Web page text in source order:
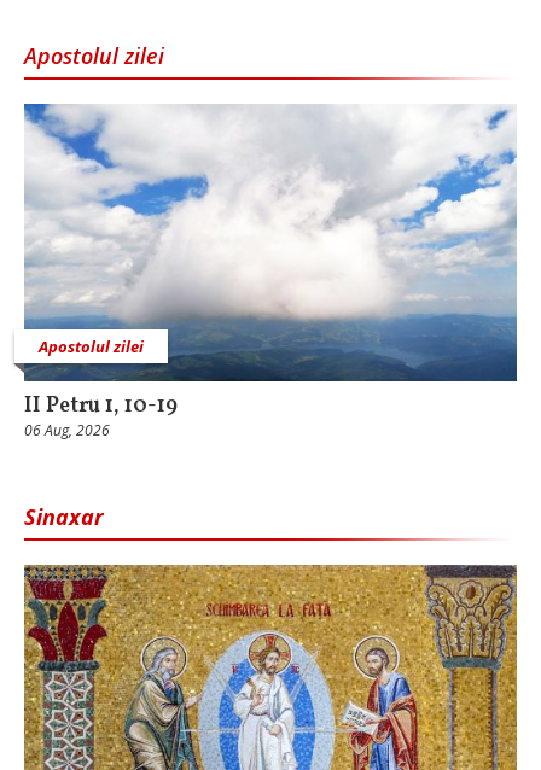
Apostolul zilei
Apostolul zilei
II Petru 1, 10-19
06 Aug, 2026
Sinaxar